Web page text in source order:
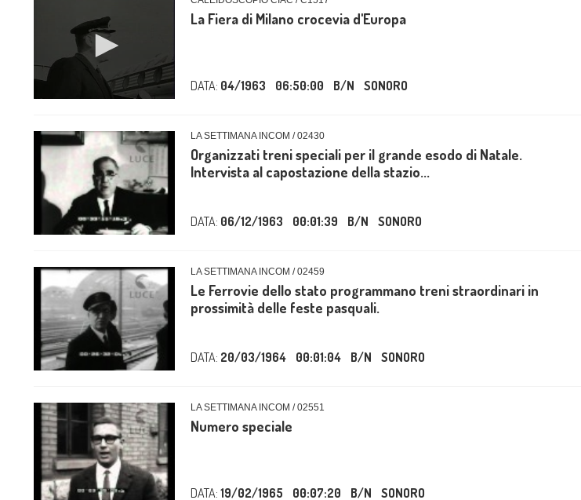
La Fiera di Milano crocevia d'Europa
DATA: 04/1963 06:50:00 B/N SONORO
LA SETTIMANA INCOM / 02430
Organizzati treni speciali per il grande esodo di Natale.
Intervista al capostazione della stazio...
DATA: 06/12/1963 00:01:39 B/N SONORO
LA SETTIMANA INCOM / 02459
Le Ferrovie dello stato programmano treni straordinari in
prossimità delle feste pasquali.
DATA: 20/03/1964 00:01:04 B/N SONORO
LA SETTIMANA INCOM / 02551
Numero speciale
DATA: 19/02/1965 00:07:20 B/N SONORO